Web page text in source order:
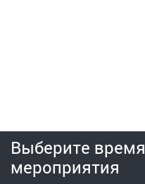
Выберите время
мероприятия